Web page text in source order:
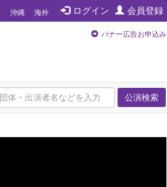
ログイン 会員登録
沖縄 海外
バナー広告お申込み
公演検索